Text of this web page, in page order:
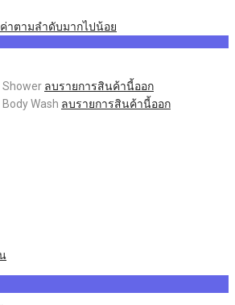
าตามลำดับมากไปน้อย
ลบรายการสินค้านี้ออก
Wash ลบรายการสินค้านี้ออก